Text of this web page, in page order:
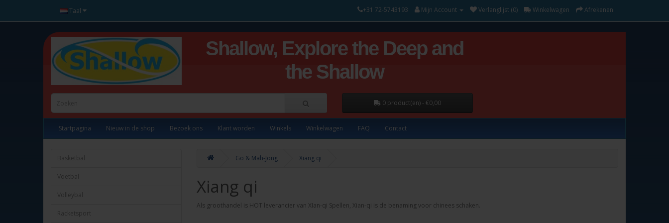
Taal +31 72-5743193 Mijn Account Verlanglijst (0) Winkelwagen Afrekenen
Shallow, Explore the Deep and
the Shallow
0 product(en) - €0,00
Startpagina Nieuw in de shop Bezoek ons Klant worden Winkels Winkelwagen FAQ Contact
Basketbal
Voetbal
Volleybal
Racketsport
Go & Mah-Jong Xiang qi
Xiang qi
Als groothandel is HOT leverancier van XIan-qi Spellen, Xian-qi is de benaming voor chinees schaken.